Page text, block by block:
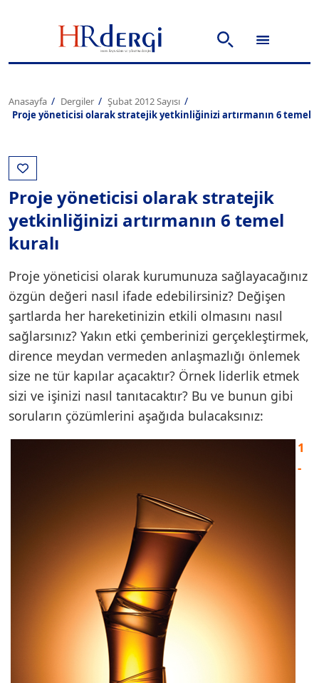
Anasayfa Dergiler
Şubat 2012 Sayısı
Proje yöneticisi olarak stratejik yetkinliğinizi artırmanın 6 temel
Proje yöneticisi olarak stratejik
yetkinliğinizi artırmanın 6 temel
kuralı
Proje yöneticisi olarak kurumunuza sağlayacağınız
özgün değeri nasıl ifade edebilirsiniz? Değişen
şartlarda her hareketinizin etkili olmasını nasıl
sağlarsınız? Yakın etki çemberinizi gerçekleştirmek,
dirence meydan vermeden anlaşmazlığı önlemek
size ne tür kapılar açacaktır? Örnek liderlik etmek
sizi ve işinizi nasıl tanıtacaktır? Bu ve bunun gibi
soruların çözümlerini aşağıda bulacaksınız:
1
-